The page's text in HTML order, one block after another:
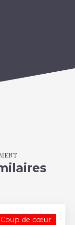
Coup de cœur